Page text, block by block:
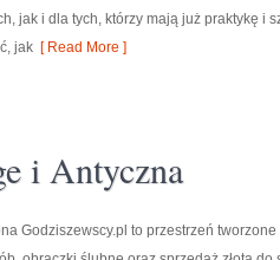
jak i dla tych, którzy mają już praktykę i
jak [ Read More ]
i Antyczna
Godziszewscy.pl to przestrzeń